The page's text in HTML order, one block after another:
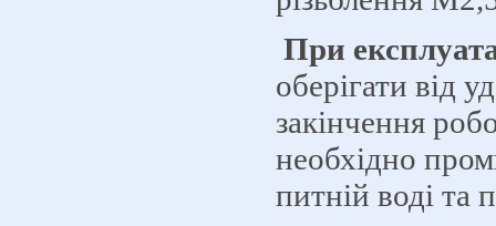
При
оберігати від
закінчення
необхідно
питній воді та